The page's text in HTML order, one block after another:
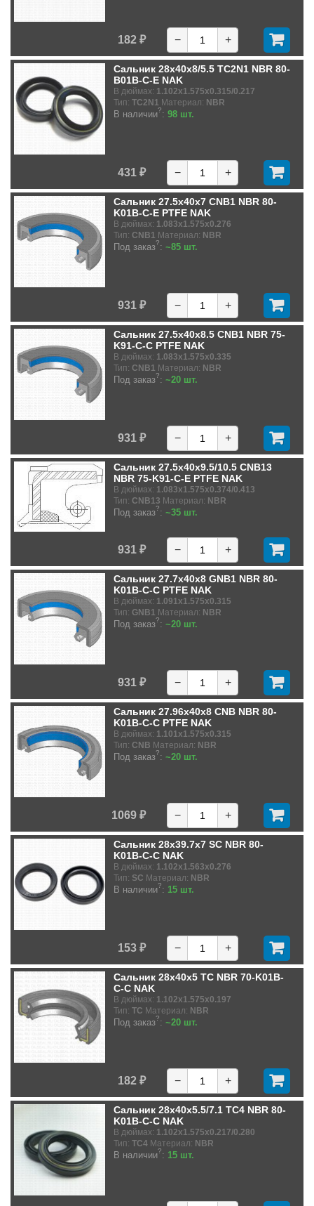
182 ₽ − +
Сальник 28x40x8/5.5 TC2N1 NBR 80-
B01B-C-E NAK
В дюймах: 1.102x1.575x0.315/0.217
Тип: TC2N1 Материал: NBR
В наличии?: 98 шт.
431 ₽ − +
Сальник 27.5x40x7 CNB1 NBR 80-
K01B-C-E PTFE NAK
В дюймах: 1.083x1.575x0.276
Тип: CNB1 Материал: NBR
Под заказ?: ~85 шт.
931 ₽ − +
Сальник 27.5x40x8.5 CNB1 NBR 75-
K91-C-C PTFE NAK
В дюймах: 1.083x1.575x0.335
Тип: CNB1 Материал: NBR
Под заказ?: ~20 шт.
931 ₽ − +
Сальник 27.5x40x9.5/10.5 CNB13
NBR 75-K91-C-E PTFE NAK
В дюймах: 1.083x1.575x0.374/0.413
Тип: CNB13 Материал: NBR
Под заказ?: ~35 шт.
931 ₽ − +
Сальник 27.7x40x8 GNB1 NBR 80-
K01B-C-C PTFE NAK
В дюймах: 1.091x1.575x0.315
Тип: GNB1 Материал: NBR
Под заказ?: ~20 шт.
931 ₽ − +
Сальник 27.96x40x8 CNB NBR 80-
K01B-C-C PTFE NAK
В дюймах: 1.101x1.575x0.315
Тип: CNB Материал: NBR
Под заказ?: ~20 шт.
1069 ₽ − +
Сальник 28x39.7x7 SC NBR 80-
K01B-C-C NAK
В дюймах: 1.102x1.563x0.276
Тип: SC Материал: NBR
В наличии?: 15 шт.
153 ₽ − +
Сальник 28x40x5 TC NBR 70-K01B-
C-C NAK
В дюймах: 1.102x1.575x0.197
Тип: TC Материал: NBR
Под заказ?: ~20 шт.
182 ₽ − +
Сальник 28x40x5.5/7.1 TC4 NBR 80-
K01B-C-C NAK
В дюймах: 1.102x1.575x0.217/0.280
Тип: TC4 Материал: NBR
В наличии?: 15 шт.